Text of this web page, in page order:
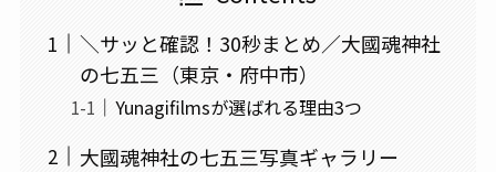
＼サッと確認！30秒まとめ／大國魂神社
の七五三（東京・府中市）
Yunagifilmsが選ばれる理由3つ
大國魂神社の七五三写真ギャラリー